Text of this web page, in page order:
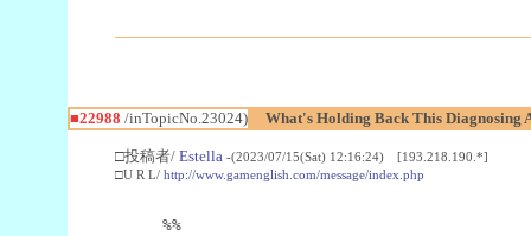
■22988 /inTopicNo.23024) What's Holding Back This Diagnosing
□投稿者/ Estella -(2023/07/15(Sat) 12:16:24) [193.218.190.*]
□U R L/ http://www.gamenglish.com/message/index.php
%%